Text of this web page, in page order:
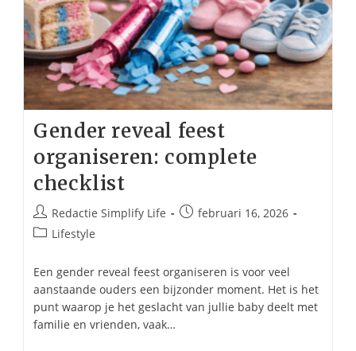
Gender reveal feest
organiseren: complete
checklist
Bericht
auteur:
Redactie Simplify Life
Berichtfebruari 16, 2026
Berichtcategorie:
Lifestyle
Een gender reveal feest organiseren is voor veel
aanstaande ouders een bijzonder moment. Het is het
punt waarop je het geslacht van jullie baby deelt met
familie en vrienden, vaak…